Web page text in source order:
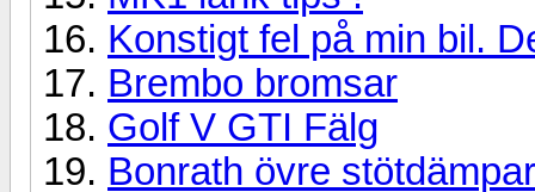
Konstigt fel på min bil.
Brembo bromsar
Golf V GTI Fälg
Bonrath övre